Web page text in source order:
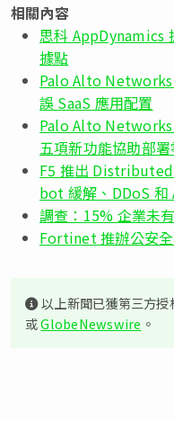
相關內容
思科 AppDynamics
據點
Palo Alto Networks
誤 SaaS 應用配置
Palo Alto Networks
五項新功能協助部
F5 推出 Distributed
bot 緩解、DDoS 和
調查：15% 企業未
Fortinet 推辦公安
以上新聞已獲第三方
或GlobeNewswire 。